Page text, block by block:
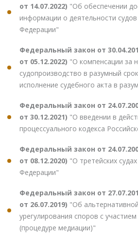
от 14.07.2022) "Об обеспечении
информации о деятельности
Федерации"
Федеральный закон от
от 05.12.2022) "О компенсации за
судопроизводство в разумный
исполнение судебного акта в
Федеральный закон от
от 30.12.2021) "О введении в
процессуального кодекса
Федеральный закон от
от 08.12.2020) "О третейских
Федерации"
Федеральный закон от
от 26.07.2019) "Об
урегулирования споров с
(процедуре медиации)"